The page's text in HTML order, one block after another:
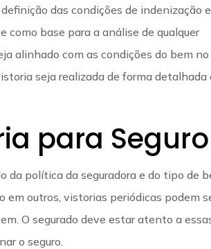
das condições de indenização
como base para a análise de qualquer
alinhado com as condições do bem no
seja realizada de forma detalhada
para Seguro
da política da seguradora e do tipo de
em outros, vistorias periódicas podem
O segurado deve estar atento a
o seguro.